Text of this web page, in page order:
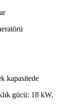
kapasitede
gücü: 18 kW,